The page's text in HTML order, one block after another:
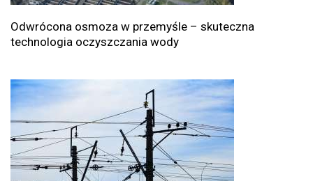
Odwrócona osmoza w przemyśle – skuteczna
technologia oczyszczania wody